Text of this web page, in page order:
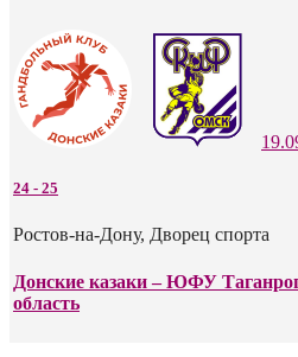
24 - 25
Ростов-на-Дону, Дворец спорта
Донские казаки – ЮФУ
область